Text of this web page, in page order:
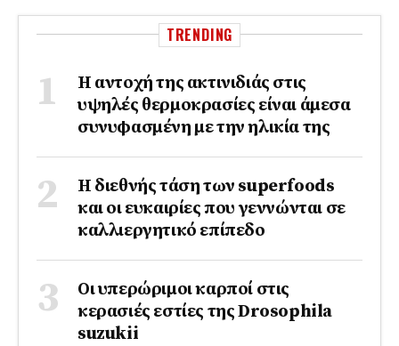
TRENDING
Η αντοχή της ακτινιδιάς στις
υψηλές θερμοκρασίες είναι άμεσα
συνυφασμένη με την ηλικία της
Η διεθνής τάση των superfoods
και οι ευκαιρίες που γεννώνται σε
καλλιεργητικό επίπεδο
Οι υπερώριμοι καρποί στις
κερασιές εστίες της Drosophila
suzukii